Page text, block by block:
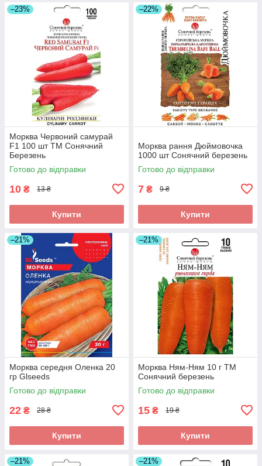
–23%
Морква Червоний самурай
F1 100 шт ТМ Сонячний
Березень
Готово до відправки
10 ₴ 13 ₴
Купити
–22%
Морква рання Дюймовочка
1000 шт Сонячний березень
Готово до відправки
7 ₴ 9 ₴
Купити
–21%
Морква середня Оленка 20
гр Glseeds
Готово до відправки
22 ₴ 28 ₴
Купити
–21%
Морква Ням-Ням 10 г ТМ
Сонячний березень
Готово до відправки
15 ₴ 19 ₴
Купити
–21% –21%